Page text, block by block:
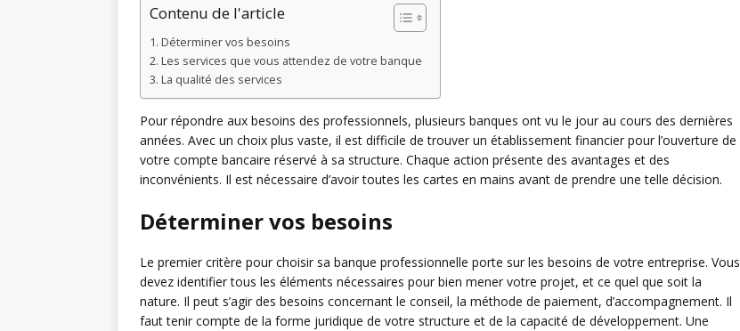
Contenu de l'article
Déterminer vos besoins
Les services que vous attendez de votre banque
La qualité des services
Pour répondre aux besoins des professionnels, plusieurs banques ont vu le jour au cours des dernières
années. Avec un choix plus vaste, il est difficile de trouver un établissement financier pour l’ouverture de
votre compte bancaire réservé à sa structure. Chaque action présente des avantages et des
inconvénients. Il est nécessaire d’avoir toutes les cartes en mains avant de prendre une telle décision.
Déterminer vos besoins
Le premier critère pour choisir sa banque professionnelle porte sur les besoins de votre entreprise. Vous
devez identifier tous les éléments nécessaires pour bien mener votre projet, et ce quel que soit la
nature. Il peut s’agir des besoins concernant le conseil, la méthode de paiement, d’accompagnement. Il
faut tenir compte de la forme juridique de votre structure et de la capacité de développement. Une